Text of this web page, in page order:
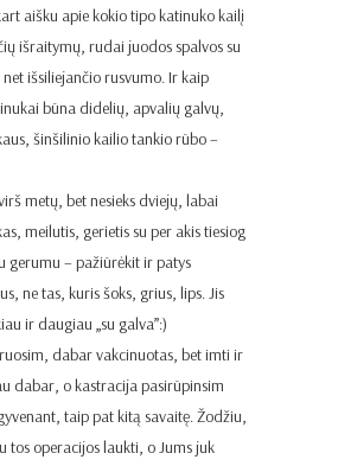
aišku apie kokio tipo katinuko kailį
išraitymų, rudai juodos spalvos su
išsiliejančio rusvumo. Ir kaip
būna didelių, apvalių galvų,
šinšilinio kailio tankio rūbo –
metų, bet nesieks dviejų, labai
meilutis, gerietis su per akis tiesiog
gerumu – pažiūrėkit ir patys
ne tas, kuris šoks, grius, lips. Jis
ir daugiau „su galva”:)
dabar vakcinuotas, bet imti ir
dabar, o kastracija pasirūpinsim
taip pat kitą savaitę. Žodžiu,
tos operacijos laukti, o Jums juk